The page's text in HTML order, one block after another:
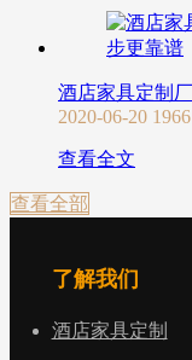
酒店家具定制
2020-06-20 1966
查看全文
查看全部
了解我们
酒店家具定制